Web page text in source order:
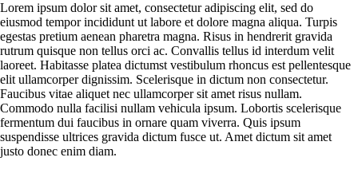
Lorem ipsum dolor sit amet, consectetur adipiscing elit, sed do
eiusmod tempor incididunt ut labore et dolore magna aliqua. Turpis
egestas pretium aenean pharetra magna. Risus in hendrerit gravida
rutrum quisque non tellus orci ac. Convallis tellus id interdum velit
laoreet. Habitasse platea dictumst vestibulum rhoncus est pellentesque
elit ullamcorper dignissim. Scelerisque in dictum non consectetur.
Faucibus vitae aliquet nec ullamcorper sit amet risus nullam.
Commodo nulla facilisi nullam vehicula ipsum. Lobortis scelerisque
fermentum dui faucibus in ornare quam viverra. Quis ipsum
suspendisse ultrices gravida dictum fusce ut. Amet dictum sit amet
justo donec enim diam.